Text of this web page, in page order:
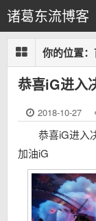
诸葛东流博客
你的位置：
2018-10-27
恭喜iG进入
加油iG